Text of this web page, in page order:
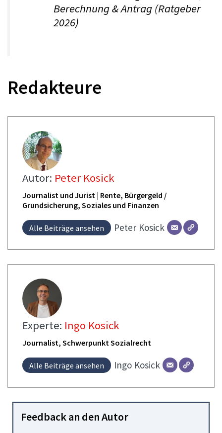
Berechnung & Antrag (Ratgeber
2026)
Redakteure
Autor: Peter Kosick
Journalist und Jurist | Rente, Bürgergeld /
Grundsicherung, Soziales und Finanzen
Alle Beiträge ansehen Peter Kosick
Experte: Ingo Kosick
Journalist, Schwerpunkt Sozialrecht
Alle Beiträge ansehen Ingo Kosick
Feedback an den Autor